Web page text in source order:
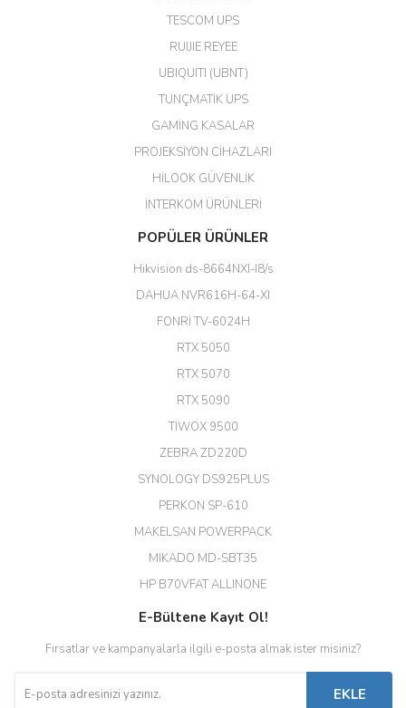
Her şey için teşekkür ederim çok
Erdal Cingöz | 07/02/2026
Başarılı. Bu vasıfta bir ürünü bu
kadar uygun fiyata bulabilmek
büyük şans. Güvenliticaret
(HIKVISION DS-3E0326P-E/M(B)
EROL ÇAKMAK | 26/12/2025
Diğer yorumları göster
TESCOM UPS
RUIJIE REYEE
UBIQUITI (UBNT)
TUNÇMATİK UPS
GAMİNG KASALAR
PROJEKSİYON CİHAZLARI
HİLOOK GÜVENLİK
İNTERKOM ÜRÜNLERİ
POPÜLER ÜRÜNLER
Hikvision ds-8664NXI-I8/s
DAHUA NVR616H-64-XI
FONRİ TV-6024H
RTX 5050
RTX 5070
RTX 5090
TİWOX 9500
ZEBRA ZD220D
SYNOLOGY DS925PLUS
PERKON SP-610
MAKELSAN POWERPACK
MIKADO MD-SBT35
HP B70VFAT ALLINONE
E-Bültene Kayıt Ol!
Fırsatlar ve kampanyalarla ilgili e-posta almak ister misiniz?
EKLE